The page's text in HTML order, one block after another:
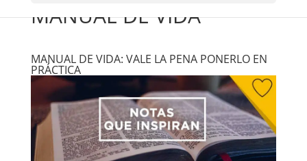
MANUAL DE VIDA
MANUAL DE VIDA: VALE LA PENA PONERLO EN
PRÁCTICA